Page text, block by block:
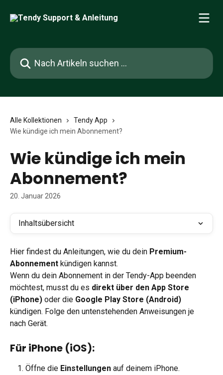
Nach Artikeln suchen …
Alle Kollektionen
Tendy App
Wie kündige ich mein Abonnement?
Wie kündige ich mein
Abonnement?
20. Januar 2026
Inhaltsübersicht
Hier findest du Anleitungen, wie du dein Premium-
Abonnement kündigen kannst.
Wenn du dein Abonnement in der Tendy-App beenden
möchtest, musst du es direkt über den App Store
(iPhone) oder die Google Play Store (Android)
kündigen. Folge den untenstehenden Anweisungen je
nach Gerät.
Für iPhone (iOS):
Öffne die Einstellungen auf deinem iPhone.